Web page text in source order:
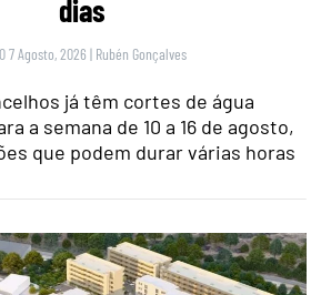
dias
7 Agosto, 2026 | Rubén Gonçalves
já têm cortes de água
a semana de 10 a 16 de agosto,
que podem durar várias horas